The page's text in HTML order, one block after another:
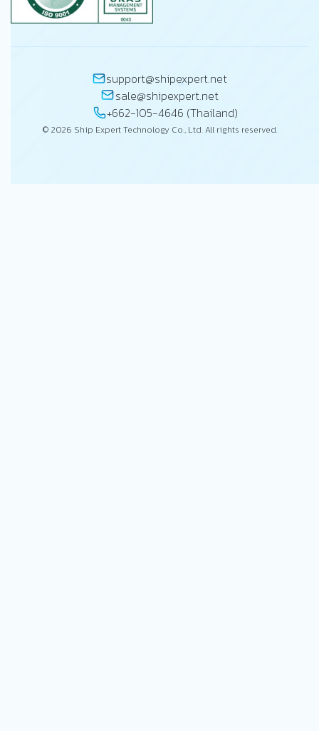
support@shipexpert.net
sale@shipexpert.net
+662-105-4646 (Thailand)
© 2026 Ship Expert Technology Co., Ltd. All rights reserved.